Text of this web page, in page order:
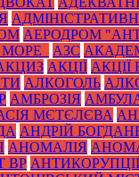
АЕРОДРОМ
АЗС
АКЦІЇ АКЦІЇ
АЛКОГОЛЬ
АМБРОЗІЯ
МЄТЄЛЄВА
АНДРІЙ
АНОМАЛІЯ
ВР